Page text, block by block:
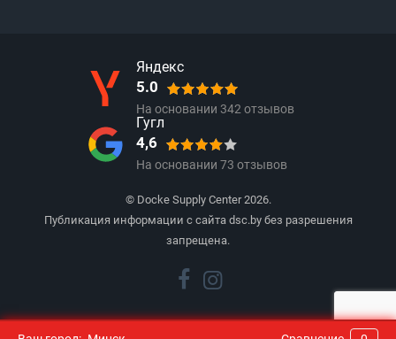
Яндекс
5.0
На основании 342отзывов
Гугл
4,6
На основании 73 отзывов
© Docke Supply Center 2026.
Публикация информации с сайта dsc.by без разрешения
запрещена.